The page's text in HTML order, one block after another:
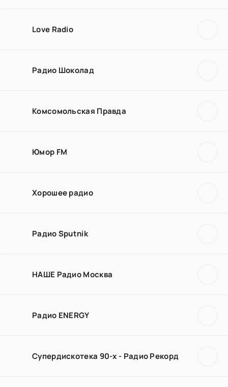
Love Radio
Радио Шоколад
Комсомольская Правда
Юмор FM
Хорошее радио
Радио Sputnik
НАШЕ Радио Москва
Радио ENERGY
Супердискотека 90-х - Радио Рекорд